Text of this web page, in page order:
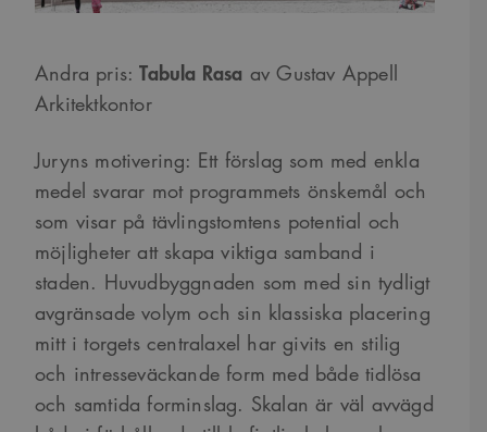
Andra pris:Tabula Rasa av Gustav Appell
Arkitektkontor
Juryns motivering: Ett förslag som med enkla
medel svarar mot programmets önskemål och
som visar på tävlingstomtens potential och
möjligheter att skapa viktiga samband i
staden. Huvudbyggnaden som med sin tydligt
avgränsade volym och sin klassiska placering
mitt i torgets centralaxel har givits en stilig
och intresseväckande form med både tidlösa
och samtida forminslag. Skalan är väl avvägd